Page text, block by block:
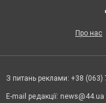
Про нас
З питань реклами: +38 (063)
E-mail редакції: news@44.ua